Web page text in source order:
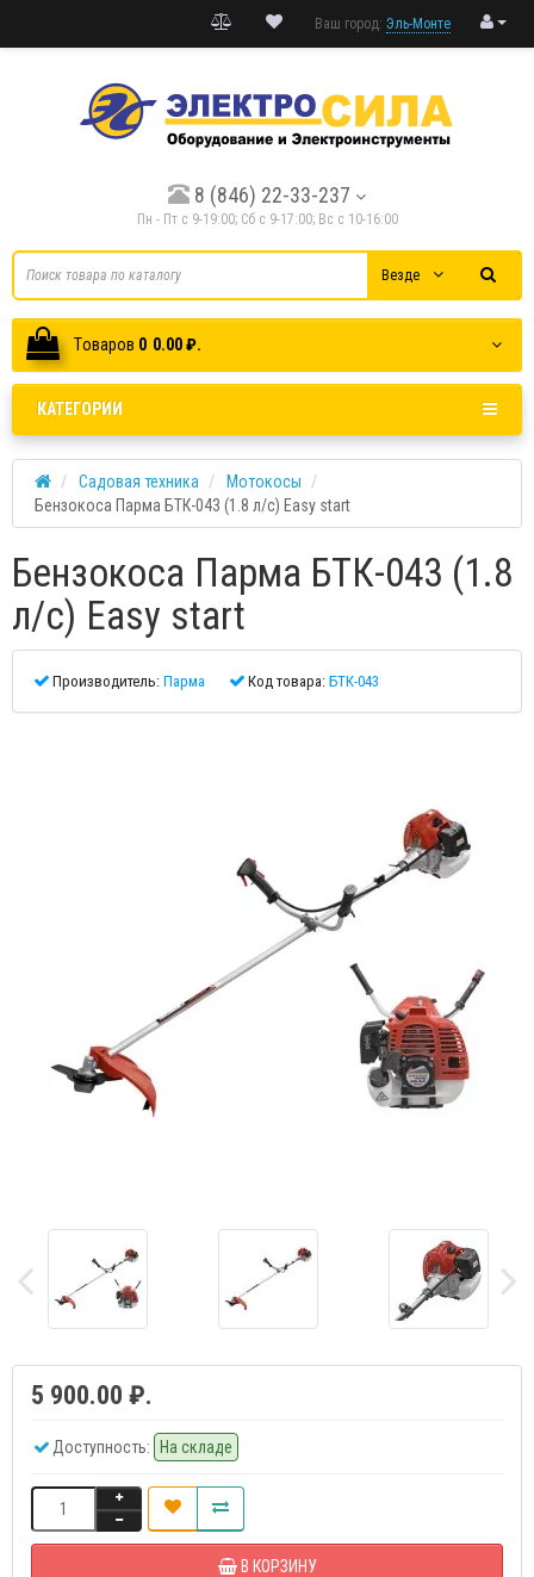
Ваш город: Эль-Монте
8 (846) 22-33-237
Пн - Пт с 9-19:00; Cб с 9-17:00; Вс с 10-16:00
Везде
Tоваров 0 0.00 ₽.
КАТЕГОРИИ
Садовая техника
Мотокосы
Бензокоса Парма БТК-043 (1.8 л/с) Easy start
Бензокоса Парма БТК-043 (1.8
л/с) Easy start
Производитель: Парма Код товара: БТК-043
5 900.00 ₽.
Доступность: На складе
В КОРЗИНУ